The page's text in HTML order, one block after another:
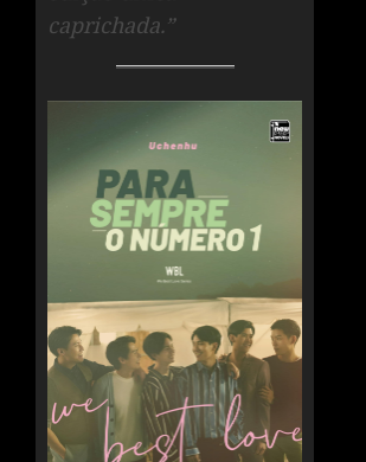
caprichada.”